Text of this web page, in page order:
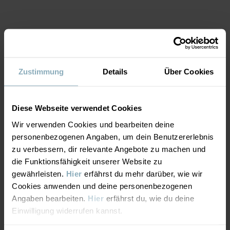
Zustimmung Details Über Cookies
Diese Webseite verwendet Cookies
Wir verwenden Cookies und bearbeiten deine
personenbezogenen Angaben, um dein Benutzererlebnis
zu verbessern, dir relevante Angebote zu machen und
die Funktionsfähigkeit unserer Website zu
gewährleisten. Hier erfährst du mehr darüber, wie wir
Cookies anwenden und deine personenbezogenen
Angaben bearbeiten. Hier erfährst du, wie du deine
Einwilligung widerrufen kannst.
Fabrik:Nantong Xingrong Textile Co Ltd
Weiterlesen
Material
Pflegehinweise
WASCHEN
Wollwaschgang 30 °C
Bleichen nicht erlaubt
NACHHALTIGKEIT
LIEFERUNG UND RÜCKSENDUNG
Lieferung & Rücksendung
Lieferung
Wir liefern versandkostenfrei ab 69€. Die Lieferzeit beträgt 3–5
Werktagen. Je nachdem, an welche Postleitzahl die Lieferung
DAS KÖNNTE DIR AUCH GEFALLEN